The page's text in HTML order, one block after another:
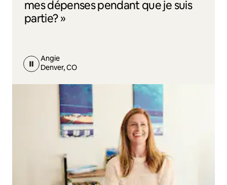
mes dépenses pendant que je suis
partie? »
Angie
Denver, CO